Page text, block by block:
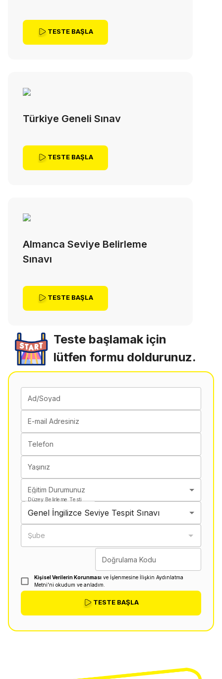
TESTE BAŞLA
Türkiye Geneli Sınav
TESTE BAŞLA
Almanca Seviye Belirleme
Sınavı
TESTE BAŞLA
Teste başlamak için
lütfen formu doldurunuz.
Ad/Soyad
E-mail Adresiniz
Telefon
Yaşınız
Eğitim Durumunuz
Düzey Belirleme Testi
Genel İngilizce Seviye Tespit Sınavı
Şube
Doğrulama Kodu
Kişisel Verilerin Korunması ve İşlenmesine İlişkin Aydınlatma
Metni'ni okudum ve anladım.
TESTE BAŞLA